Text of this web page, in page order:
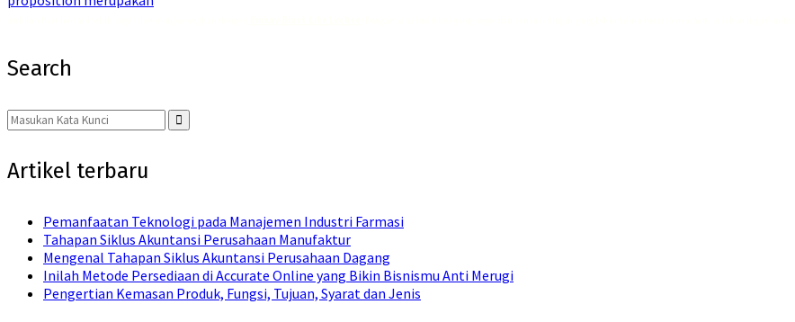
Search
Search
for:
Search
Artikel terbaru
Pemanfaatan Teknologi pada Manajemen Industri Farmasi
Tahapan Siklus Akuntansi Perusahaan Manufaktur
Mengenal Tahapan Siklus Akuntansi Perusahaan Dagang
Inilah Metode Persediaan di Accurate Online yang Bikin Bisnismu Anti Merugi
Pengertian Kemasan Produk, Fungsi, Tujuan, Syarat dan Jenis